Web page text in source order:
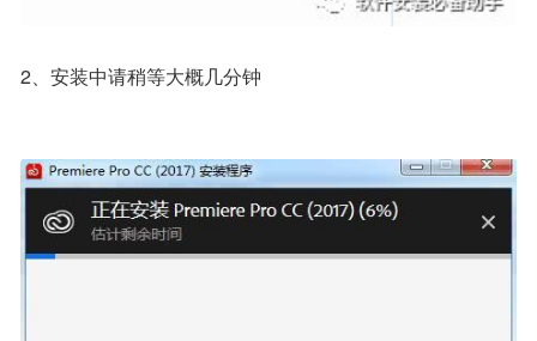
2、安装中请稍等大概几分钟